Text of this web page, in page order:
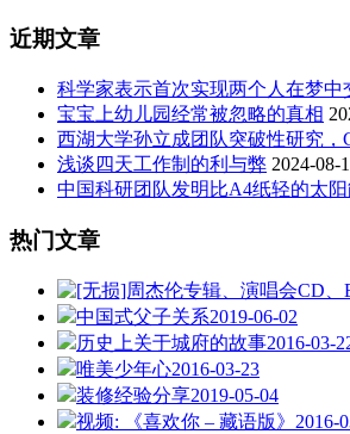
近期文章
科学家表示首次实现两个人在梦中
宝宝上幼儿园经常被忽略的真相
西湖大学孙立成团队突破性研究
浅谈四天工作制的利与弊 2024-08-
中国科研团队发明比A4纸轻的太
热门文章
中国式父子关系2019-06-02
历史上关于城府的故事2016-03-
唯美少年心2016-03-23
装修经验分享2019-05-04
视频: 《喜欢你 – 藏语版》 2016-